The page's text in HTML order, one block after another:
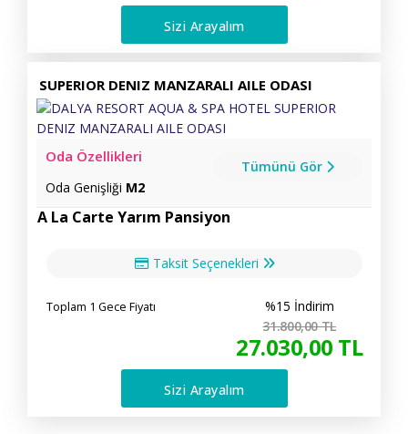
Sizi Arayalım
SUPERIOR DENIZ MANZARALI AILE ODASI
Oda Özellikleri
Oda Genişliği M2
Tümünü Gör
A La Carte Yarım Pansiyon
Taksit Seçenekleri
Toplam 1 Gece Fiyatı
%15 İndirim
31.800,00TL
27.030,00 TL
Sizi Arayalım